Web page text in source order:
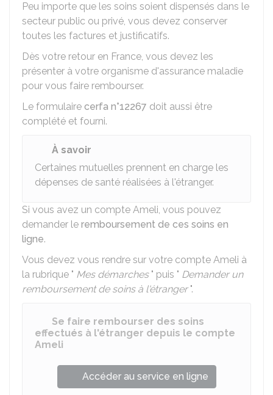
Peu importe que les soins soient dispensés dans le
secteur public ou privé, vous devez conserver
toutes les factures et justificatifs.
Dès votre retour en France, vous devez les
présenter à votre organisme d'assurance maladie
pour vous faire rembourser.
Le formulaire cerfa n°12267 doit aussi être
complété et fourni.
À savoir
Certaines mutuelles prennent en charge les
dépenses de santé réalisées à l'étranger.
Si vous avez un compte Ameli, vous pouvez
demander le remboursement de ces soins en
ligne.
Vous devez vous rendre sur votre compte Ameli à
la rubrique " Mes démarches" puis " Demander un
remboursement de soins à l'étranger".
Se faire rembourser des soins
effectués à l'étranger depuis le compte
Ameli
Accéder au service en ligne